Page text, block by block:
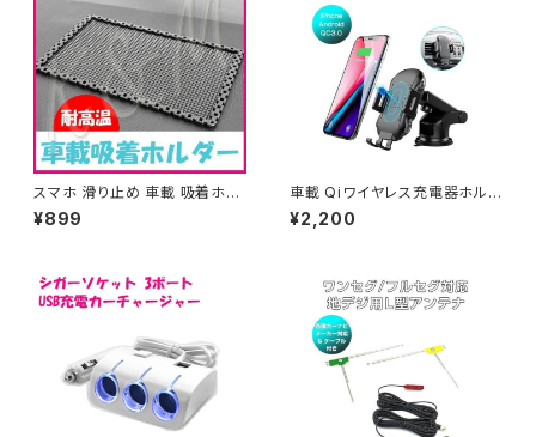
スマホ 滑り止め 車載 吸着ホル
ダー iPhone Galaxy スマート
フォン スタンド カー用品 カーア
¥899
車載 Qiワイヤレス充電器ホルダ
ー 吹出口取付け 吸盤式 10W
急速充電対応 Qi搭載のスマホ
¥2,200